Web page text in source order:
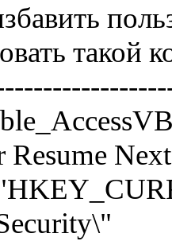
такой
Resume Next